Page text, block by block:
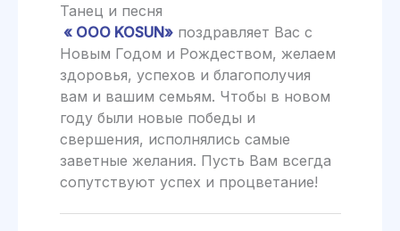
Танец и песня
« ООО KOSUN»поздравляет Вас с
Новым Годом и Рождеством, желаем
здоровья, успехов и благополучия
вам и вашим семьям. Чтобы в новом
году были новые победы и
свершения, исполнялись самые
заветные желания. Пусть Вам всегда
сопутствуют успех и процветание!